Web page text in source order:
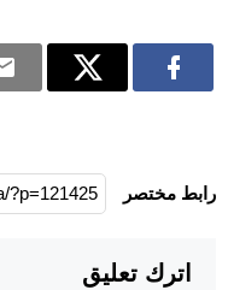
رابط مختصر
اترك تعليق